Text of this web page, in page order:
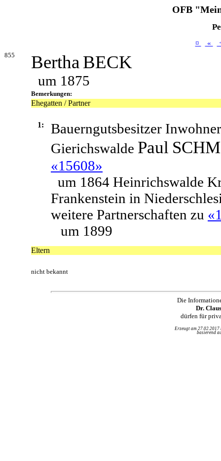
OFB
¤ «
855 BerthaBECK
um 1875
Bemerkungen:
Ehegatten / Partner
1:
Bauerngutsbesitzer
Gierichswalde Paul
«15608»
um 1864 Heinrichswalde
Frankenstein in
weitere Partnerschaften zu
um 1899
Eltern
nicht bekannt
Die
Dr.
dürfen für
Erzeugt am
basierend